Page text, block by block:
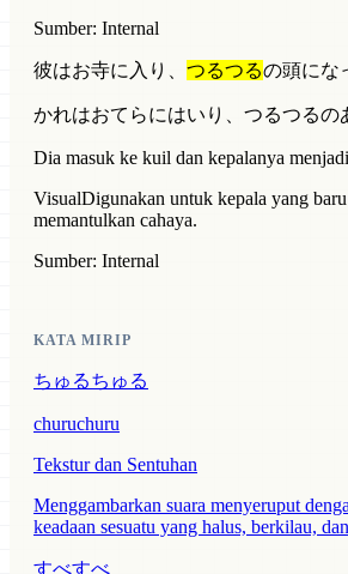
Sumber: Internal
彼はお寺に入り、 つるつるの頭にな
かれはおてらにはいり、つるつるの
Dia masuk ke kuil dan kepalanya
VisualDigunakan untuk kepala yang
memantulkan cahaya.
Sumber: Internal
KATA MIRIP
ちゅるちゅる
churuchuru
Tekstur dan Sentuhan
Menggambarkan suara menyeruput
keadaan sesuatu yang halus, berkilau,
すべすべ